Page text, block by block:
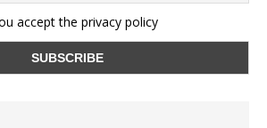
accept the privacy policy